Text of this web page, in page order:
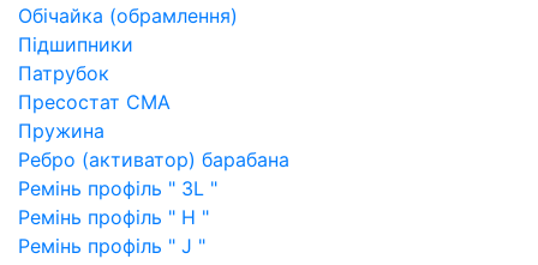
Обічайка (обрамлення)
Підшипники
Патрубок
Пресостат СМА
Пружина
Ребро (активатор) барабана
Ремінь профіль " 3L "
Ремінь профіль " H "
Ремінь профіль " J "